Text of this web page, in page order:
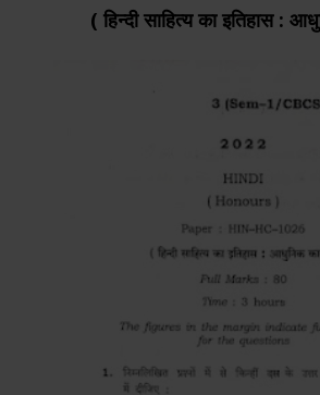
( हिन्दी साहित्य का इतिहास :